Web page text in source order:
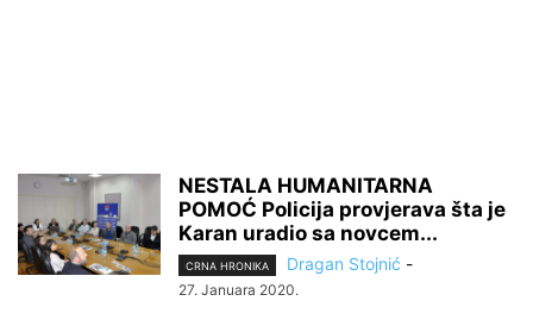
NESTALA HUMANITARNA
POMOĆ Policija provjerava šta je
Karan uradio sa novcem...
CRNA HRONIKA Dragan Stojnić -
27. Januara 2020.